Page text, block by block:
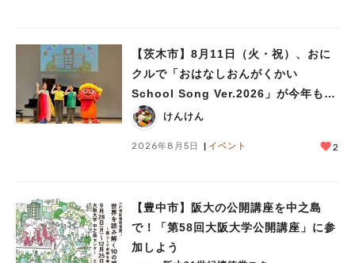
【茨木市】8月11日（火・祝）、おに
クルで「おはなしおんがくかい
School Song Ver.2026」が今年も開
催！テーマは「学校」♪
けんけん
2026年8月5日 イベント 2
【豊中市】阪大の公開講座を中之島
で！「第58回大阪大学公開講座」に参
加しよう